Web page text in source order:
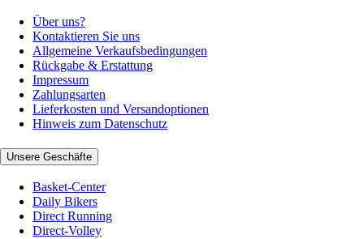
Über uns?
Kontaktieren Sie uns
Allgemeine Verkaufsbedingungen
Rückgabe & Erstattung
Impressum
Zahlungsarten
Lieferkosten und Versandoptionen
Hinweis zum Datenschutz
Unsere Geschäfte
Basket-Center
Daily Bikers
Direct Running
Direct-Volley